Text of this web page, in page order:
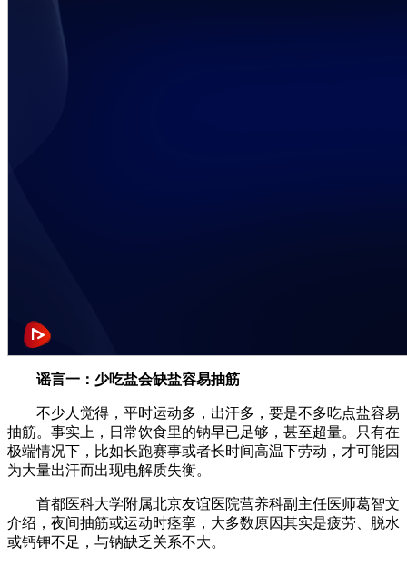
谣言一：少吃盐会缺盐容易抽筋
不少人觉得，平时运动多，出汗多，要是不多吃点盐容易
抽筋。事实上，日常饮食里的钠早已足够，甚至超量。只有在
极端情况下，比如长跑赛事或者长时间高温下劳动，才可能因
为大量出汗而出现电解质失衡。
首都医科大学附属北京友谊医院营养科副主任医师葛智文
介绍，夜间抽筋或运动时痉挛，大多数原因其实是疲劳、脱水
或钙钾不足，与钠缺乏关系不大。